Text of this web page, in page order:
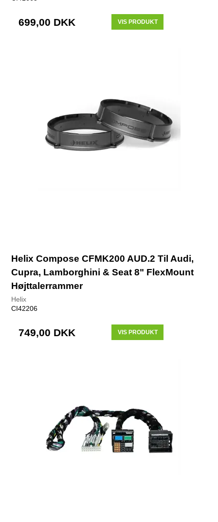
699,00 DKK VIS PRODUKT
Helix Compose CFMK200 AUD.2 Til Audi,
Cupra, Lamborghini & Seat 8" FlexMount
Højttalerrammer
Helix
CI42206
749,00 DKK VIS PRODUKT